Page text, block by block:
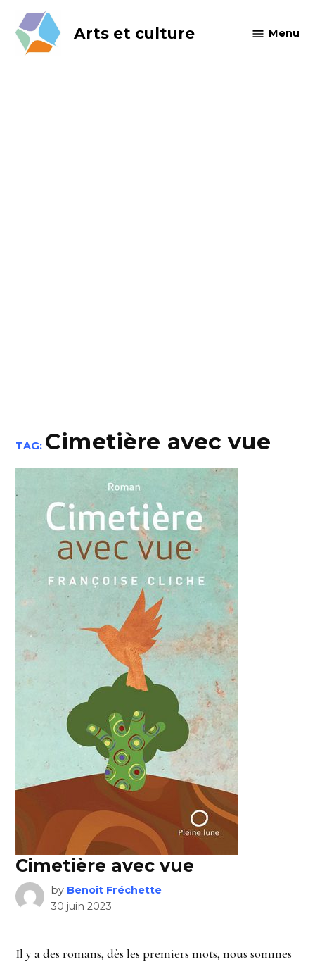
content
Arts et culture Menu
TAG: Cimetière avec vue
Cimetière avec vue
by Benoît Fréchette
30 juin 2023
Il y a des romans, dès les premiers mots, nous sommes